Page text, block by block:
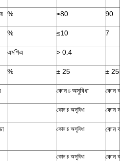
% ≥80 90
% ≤10 7
এমপিএ > 0.4
% ± 25 ± 25
কোনচ অসুবিধা কোন
কোনচ অসুবিধা কোন
কোনচ অসুবিধা কোন
কোনচ অসুবিধা কোন